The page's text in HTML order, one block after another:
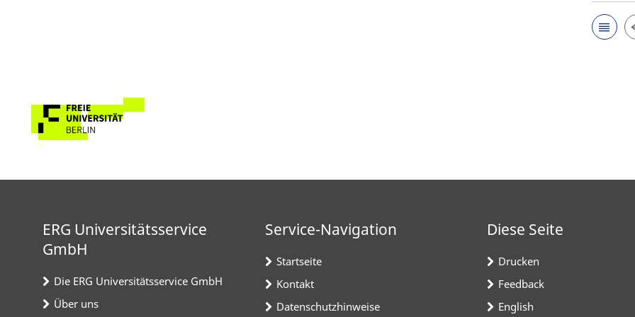
ERG Universitätsservice
GmbH
Die ERG Universitätsservice GmbH
Über uns
Service-Navigation
Startseite
Kontakt
Datenschutzhinweise
Diese Seite
Drucken
Feedback
English